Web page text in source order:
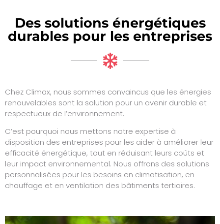
Des solutions énergétiques
durables pour les entreprises
Chez Climax, nous sommes convaincus que les énergies
renouvelables sont la solution pour un avenir durable et
respectueux de l’environnement.
C’est pourquoi nous mettons notre expertise à
disposition des entreprises pour les aider à améliorer leur
efficacité énergétique, tout en réduisant leurs coûts et
leur impact environnemental. Nous offrons des solutions
personnalisées pour les besoins en climatisation, en
chauffage et en ventilation des bâtiments tertiaires.